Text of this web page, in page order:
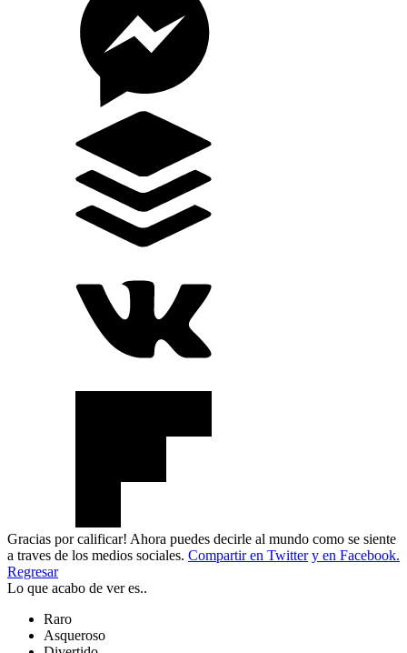
Gracias por calificar! Ahora puedes decirle al mundo como se siente
a traves de los medios sociales. Compartir en Twitter y en Facebook.
Regresar
Lo que acabo de ver es..
Raro
Asqueroso